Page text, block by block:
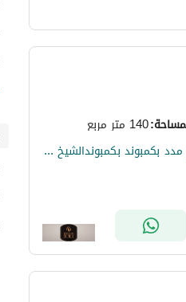
:140 متر مربع
شقة فندقية ٢ غرف للايجار ايام و مدد بكمبوند بكمبوندالشيخ زايد